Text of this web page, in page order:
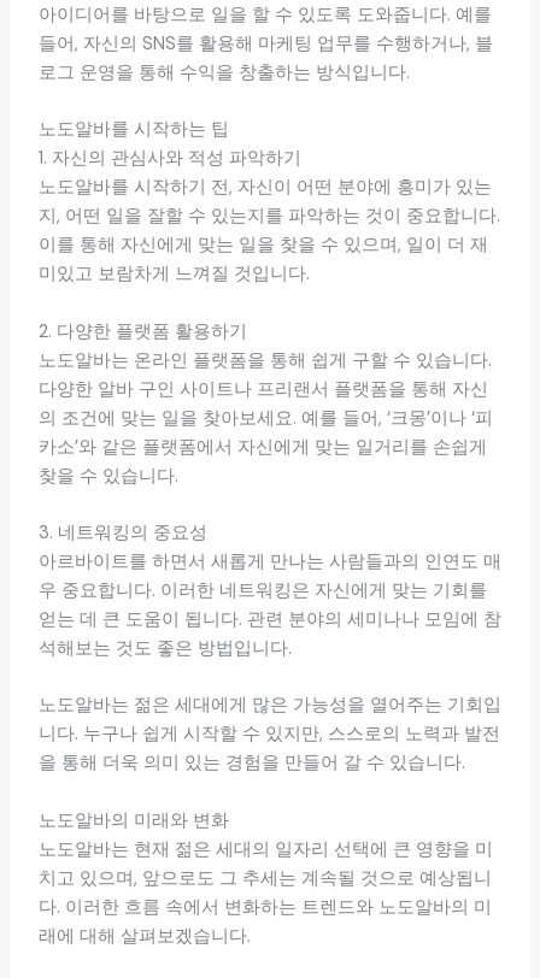
아이디어를 바탕으로 일을 할 수 있도록 도와줍니다. 예를
들어, 자신의 SNS를 활용해 마케팅 업무를 수행하거나, 블
로그 운영을 통해 수익을 창출하는 방식입니다.
노도알바를 시작하는 팁
1. 자신의 관심사와 적성 파악하기
노도알바를 시작하기 전, 자신이 어떤 분야에 흥미가 있는
지, 어떤 일을 잘할 수 있는지를 파악하는 것이 중요합니다.
이를 통해 자신에게 맞는 일을 찾을 수 있으며, 일이 더 재
미있고 보람차게 느껴질 것입니다.
2. 다양한 플랫폼 활용하기
노도알바는 온라인 플랫폼을 통해 쉽게 구할 수 있습니다.
다양한 알바 구인 사이트나 프리랜서 플랫폼을 통해 자신
의 조건에 맞는 일을 찾아보세요. 예를 들어, ‘크몽’이나 ‘피
카소’와 같은 플랫폼에서 자신에게 맞는 일거리를 손쉽게
찾을 수 있습니다.
3. 네트워킹의 중요성
아르바이트를 하면서 새롭게 만나는 사람들과의 인연도 매
우 중요합니다. 이러한 네트워킹은 자신에게 맞는 기회를
얻는 데 큰 도움이 됩니다. 관련 분야의 세미나나 모임에 참
석해보는 것도 좋은 방법입니다.
노도알바는 젊은 세대에게 많은 가능성을 열어주는 기회입
니다. 누구나 쉽게 시작할 수 있지만, 스스로의 노력과 발전
을 통해 더욱 의미 있는 경험을 만들어 갈 수 있습니다.
노도알바의 미래와 변화
노도알바는 현재 젊은 세대의 일자리 선택에 큰 영향을 미
치고 있으며, 앞으로도 그 추세는 계속될 것으로 예상됩니
다. 이러한 흐름 속에서 변화하는 트렌드와 노도알바의 미
래에 대해 살펴보겠습니다.